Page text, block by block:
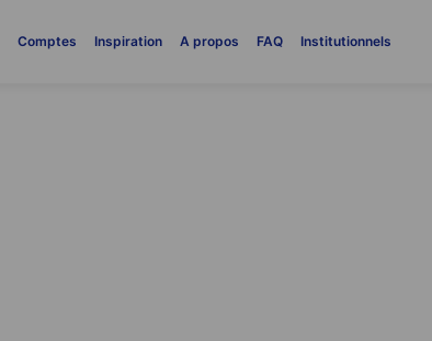
Comptes Inspiration A propos FAQ Institutionnels